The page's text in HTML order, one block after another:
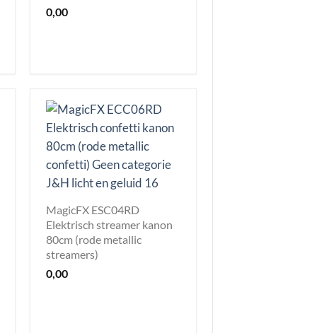
0,00
MagicFX ESC04RD
Elektrisch streamer kanon
80cm (rode metallic
streamers)
0,00